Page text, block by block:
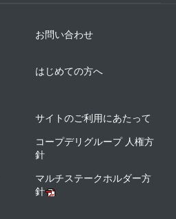
お問い合わせ
はじめての方へ
サイトのご利用にあたって
コープデリグループ 人権方
針
マルチステークホルダー方
針